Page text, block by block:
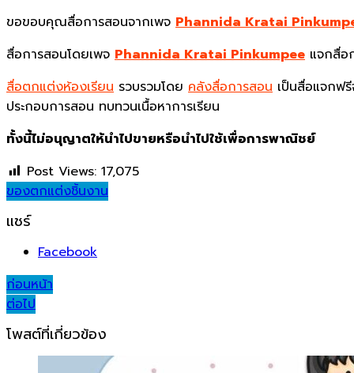
ขอขอบคุณสื่อการสอนจากเพจ Phannida Kratai
สื่อการสอนโดยเพจ Phannida Kratai Pinkumpee แจกสื่อ
สื่อตกแต่งห้องเรียน รวบรวมโดย คลังสื่อการสอน เป็นสื่อแจกฟ
ประกอบการสอน ทบทวนเนื้อหาการเรียน
ทั้งนี้ไม่อนุญาตให้นำไปขายหรือนำไปใช้เพื่อการพาณิชย์
Post Views: 17,075
ของตกแต่งชิ้นงาน
แชร์
Facebook
Post
navigation
ก่อนหน้า
ต่อไป
โพสต์ที่เกี่ยวข้อง